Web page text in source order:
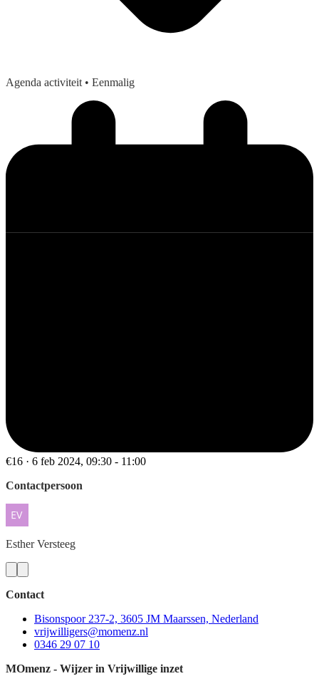
Agenda activiteit • Eenmalig
€16 · 6 feb 2024, 09:30 - 11:00
Contactpersoon
Esther Versteeg
Contact
Bisonspoor 237-2, 3605 JM Maarssen, Nederland
vrijwilligers@momenz.nl
0346 29 07 10
MOmenz - Wijzer in Vrijwillige inzet